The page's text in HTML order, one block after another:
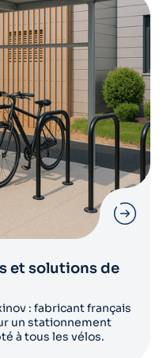
et solutions de
: fabricant français
un stationnement
à tous les vélos.